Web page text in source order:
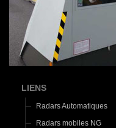
LIENS
Radars Automatiques
Radars mobiles NG